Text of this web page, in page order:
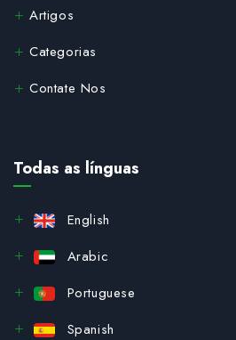
Artigos
Categorias
Contate Nos
Todas as línguas
English
Arabic
Portuguese
Spanish